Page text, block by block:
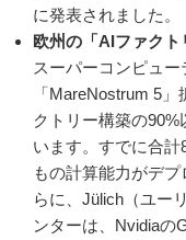
に発表されました。
欧州の「AIファク
スーパーコンピュ
「MareNostrum 5
クトリー構築の
います。すでに合計
もの計算能力がデ
らに、Jülich（ユー
ンターは、Nvidiaの